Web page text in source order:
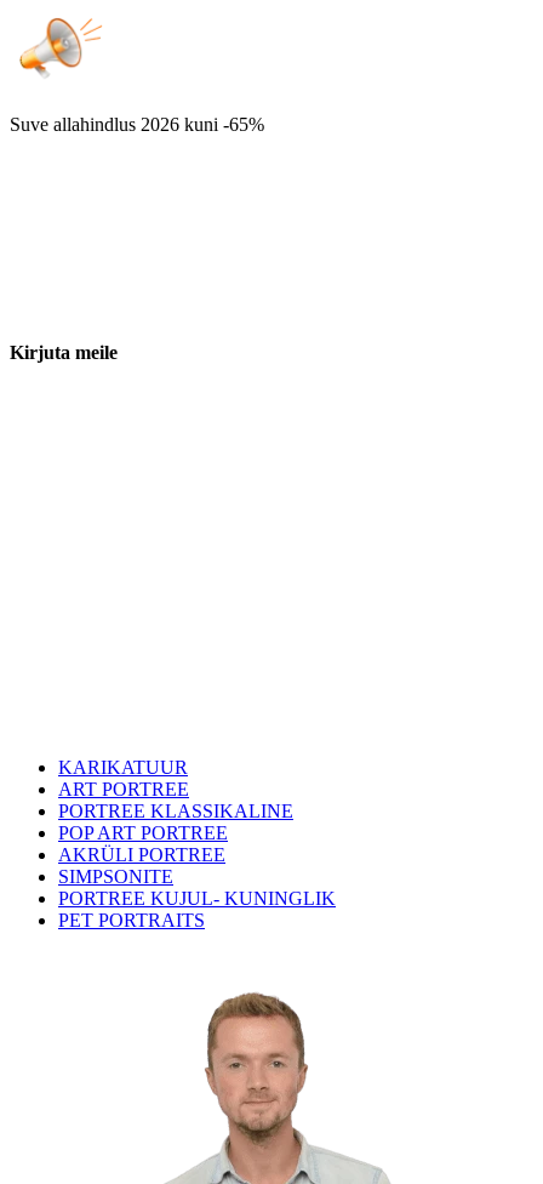
Suve allahindlus 2026 kuni -65%
Kirjuta meile
KARIKATUUR
ART PORTREE
PORTREE KLASSIKALINE
POP ART PORTREE
AKRÜLI PORTREE
SIMPSONITE
PORTREE KUJUL- KUNINGLIK
PET PORTRAITS